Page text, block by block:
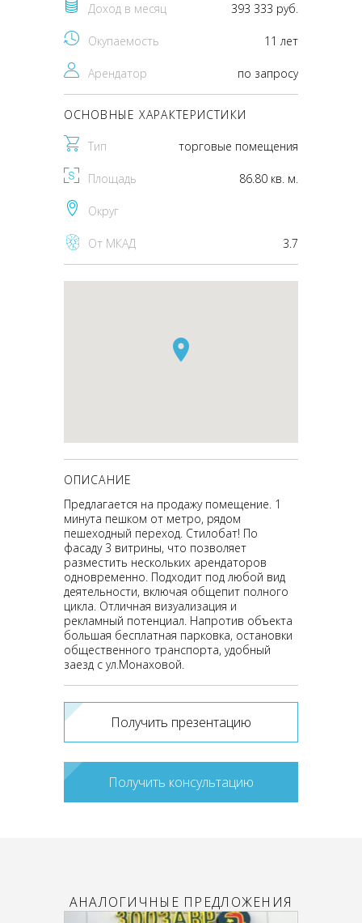
Доход в месяц 393 333 руб.
Окупаемость 11 лет
Арендатор по запросу
ОСНОВНЫЕ ХАРАКТЕРИСТИКИ
Тип торговые помещения
Площадь 86.80 кв. м.
Округ
От МКАД 3.7
ОПИСАНИЕ
Предлагается на продажу помещение. 1
минута пешком от метро, рядом
пешеходный переход. Стилобат! По
фасаду 3 витрины, что позволяет
разместить нескольких арендаторов
одновременно. Подходит под любой вид
деятельности, включая общепит полного
цикла. Отличная визуализация и
рекламный потенциал. Напротив объекта
большая бесплатная парковка, остановки
общественного транспорта, удобный
заезд с ул.Монаховой.
Получить презентацию
Получить консультацию
АНАЛОГИЧНЫЕ ПРЕДЛОЖЕНИЯ